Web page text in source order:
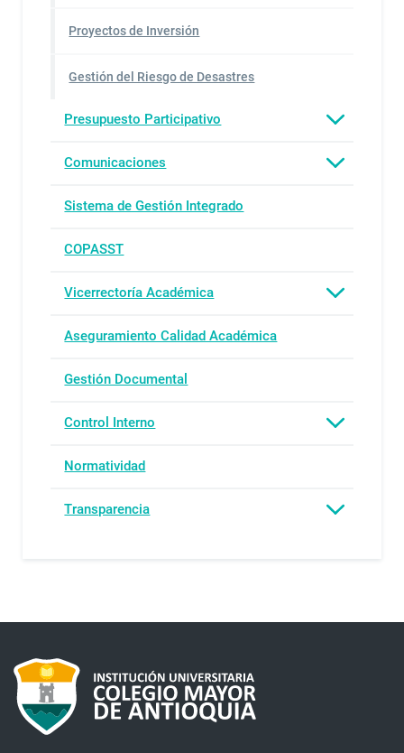
Proyectos de Inversión
Gestión del Riesgo de Desastres
Presupuesto Participativo
Comunicaciones
Sistema de Gestión Integrado
COPASST
Vicerrectoría Académica
Aseguramiento Calidad Académica
Gestión Documental
Control Interno
Normatividad
Transparencia